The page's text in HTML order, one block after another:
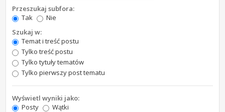
Przeszukaj subfora:
Tak
Nie
Szukaj w:
Temat i treść postu
Tylko treść postu
Tylko tytuły tematów
Tylko pierwszy post tematu
Wyświetl wyniki jako:
Posty
Wątki